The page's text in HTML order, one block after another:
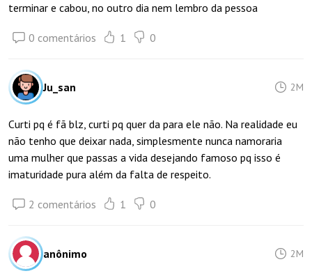
terminar e cabou, no outro dia nem lembro da pessoa
0 comentários 1 0
Ju_san 2M
Curti pq é fã blz, curti pq quer da para ele não. Na realidade eu
não tenho que deixar nada, simplesmente nunca namoraria
uma mulher que passas a vida desejando famoso pq isso é
imaturidade pura além da falta de respeito.
2 comentários 1 0
anônimo 2M